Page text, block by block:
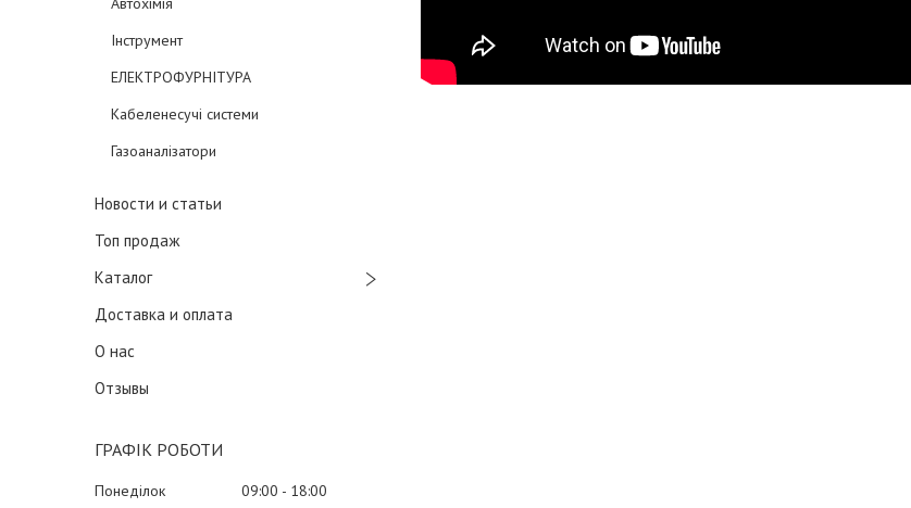
Інструмент
ЕЛЕКТРОФУРНІТУРА
Кабеленесучі системи
Газоаналізатори
Новости и статьи
Топ продаж
Каталог
Доставка и оплата
О нас
Отзывы
ГРАФІК РОБОТИ
Понеділок 09:00
18:00